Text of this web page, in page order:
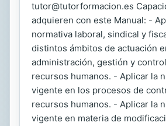
tutor@tutorformacion.es
adquieren con este Manual: -
normativa laboral, sindical y
distintos ámbitos de actuación
administración, gestión y
recursos humanos. - Aplicar la
vigente en los procesos de
recursos humanos. - Aplicar la
vigente en materia de